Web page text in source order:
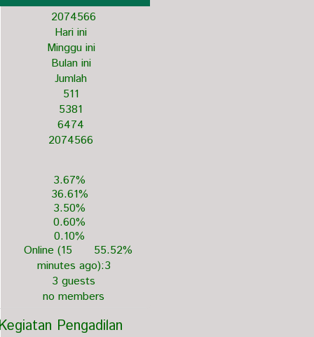
2074566
Hari ini
Minggu ini
Bulan ini
Jumlah
511
5381
6474
2074566
3.67%
36.61%
3.50%
0.60%
0.10%
55.52%
Online (15
minutes ago):3
3 guests
no members
Pengadilan